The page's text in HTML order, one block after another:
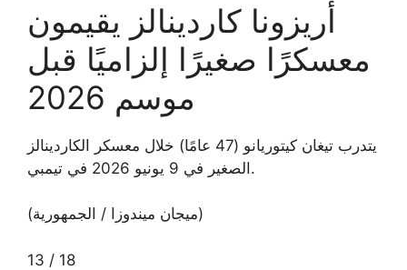
أريزونا كاردينالز يقيمون
معسكرًا صغيرًا إلزاميًا قبل
موسم 2026
يتدرب تيغان كيتوريانو (47 عامًا) خلال معسكر الكاردينالز
الصغير في 9 يونيو 2026 في تيمبي.
(ميجان ميندوزا / الجمهورية)
13 / 18